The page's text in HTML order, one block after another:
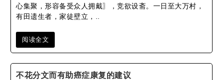
心集聚，形容备受众人拥戴〗，竞欲设斋。一日至大万村，
有田遗生者，家徒壁立，..
阅读全文
不花分文而有助癌症康复的建议